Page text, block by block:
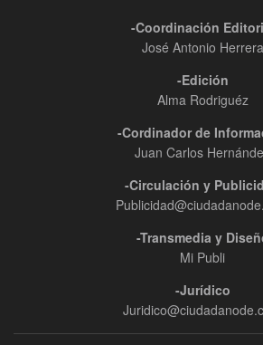
-Coordinación
José Antonio Herrera
-Edición
Alma Rodriguéz
-Cordinador de
Juan Carlos
-Circulación y
-Transmedia y
Mi Publi
-Jurídico